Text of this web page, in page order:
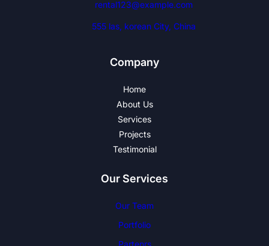
rental123@example.com
555 las, korean City, China
Company
Home
About Us
Services
Projects
Testimonial
Our Services
Our Team
Portfolio